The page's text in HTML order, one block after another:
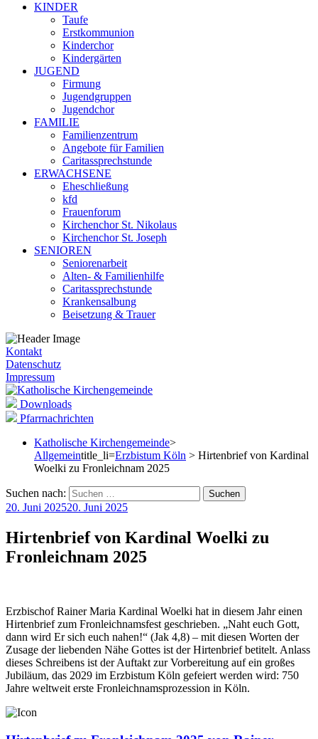
KINDER
Taufe
Erstkommunion
Kinderchor
Kindergärten
JUGEND
Firmung
Jugendgruppen
Jugendchor
FAMILIE
Familienzentrum
Angebote für Familien
Caritassprechstunde
ERWACHSENE
Eheschließung
kfd
Frauenforum
Kirchenchor St. Nikolaus
Kirchenchor St. Joseph
SENIOREN
Seniorenarbeit
Alten- & Familienhilfe
Caritassprechstunde
Krankensalbung
Beisetzung & Trauer
Kontakt
Datenschutz
Impressum
Downloads
Pfarrnachrichten
Katholische Kirchengemeinde>
Allgemeintitle_li=Erzbistum Köln > Hirtenbrief von Kardinal
Woelki zu Fronleichnam 2025
Suchen nach:
20. Juni 202520. Juni 2025
Hirtenbrief von Kardinal Woelki zu
Fronleichnam 2025
Erzbischof Rainer Maria Kardinal Woelki hat in diesem Jahr einen
Hirtenbrief zum Fronleichnamsfest geschrieben. „Naht euch Gott,
dann wird Er sich euch nahen!“ (Jak 4,8) – mit diesen Worten der
Zusage der liebenden Nähe Gottes ist der Hirtenbrief betitelt. Anlass
dieses Schreibens ist der Auftakt zur Vorbereitung auf ein großes
Jubiläum, das 2029 im Erzbistum Köln gefeiert werden wird: 750
Jahre weltweit erste Fronleichnamsprozession in Köln.